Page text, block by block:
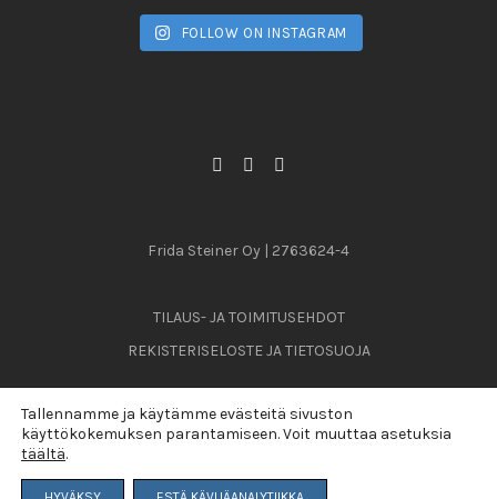
FOLLOW ON INSTAGRAM
Frida Steiner Oy | 2763624-4
TILAUS- JA TOIMITUSEHDOT
REKISTERISELOSTE JA TIETOSUOJA
Last Tuesday was here
Tallennamme ja käytämme evästeitä sivuston
käyttökokemuksen parantamiseen. Voit muuttaa asetuksia
täältä.